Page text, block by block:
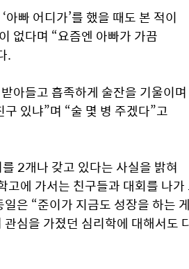
빠 어디가’를 했을 때도 본 적이
없다며 “요즘엔 아빠가 가끔
.
아들고 흡족하게 술잔을 기울이며
있냐”며 “술 몇 병 주겠다”고
2개나 갖고 있다는 사실을 밝혀
고에 가서는 친구들과 대회를 나가
은 “준이가 지금도 성장을 하는
심을 가졌던 심리학에 대해서도